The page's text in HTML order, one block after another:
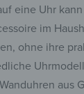
eine Uhr
im
ohne ihre
aus